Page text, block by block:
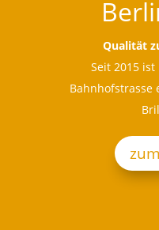
Qualität
Seit 2015
Bahnhofstrasse